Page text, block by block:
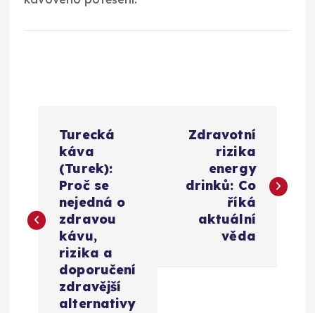
i
Turecká
káva
(Turek):
Proč se
nejedná o
zdravou
kávu,
rizika a
doporučení
zdravější
alternativy
Zdravotní
rizika
energy
drinků: Co
říká
aktuální
věda